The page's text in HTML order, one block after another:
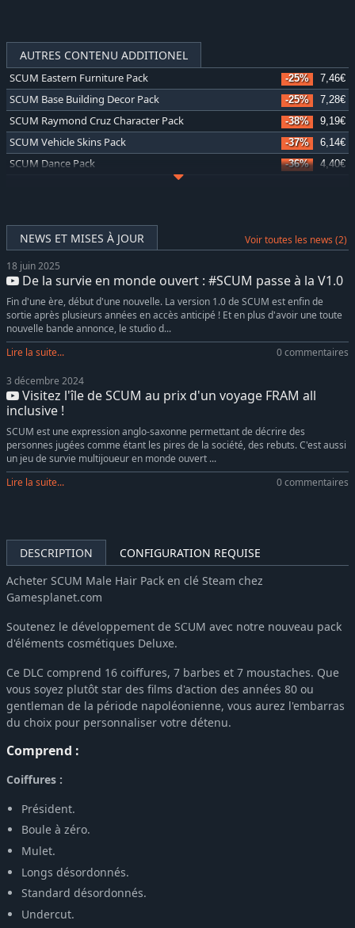
AUTRES CONTENU ADDITIONEL
SCUM Eastern Furniture Pack -25% 7,46€
SCUM Base Building Decor Pack -25% 7,28€
SCUM Raymond Cruz Character Pack -38% 9,19€
SCUM Vehicle Skins Pack -37% 6,14€
SCUM Dance Pack -36% 4,40€
SCUM Luis Moncada Character Pack
SCUM Female Hair Pack -35% 3,22€
SCUM Supporter Pack
SCUM Supporter Pack 2 -37% 6,14€
NEWS ET MISES À JOUR Voir toutes les news (2)
18 juin 2025
De la survie en monde ouvert : #SCUM passe à la V1.0
Fin d'une ère, début d'une nouvelle. La version 1.0 de SCUM est enfin de
sortie après plusieurs années en accès anticipé ! Et en plus d'avoir une toute
nouvelle bande annonce, le studio d...
Lire la suite...
0 commentaires
3 décembre 2024
Visitez l'île de SCUM au prix d'un voyage FRAM all
inclusive !
SCUM est une expression anglo-saxonne permettant de décrire des
personnes jugées comme étant les pires de la société, des rebuts. C'est aussi
un jeu de survie multijoueur en monde ouvert ...
Lire la suite...
0 commentaires
DESCRIPTION
CONFIGURATION REQUISE
Acheter SCUM Male Hair Pack en clé Steam chez
Gamesplanet.com
Soutenez le développement de SCUM avec notre nouveau pack
d'éléments cosmétiques Deluxe.
Ce DLC comprend 16 coiffures, 7 barbes et 7 moustaches. Que
vous soyez plutôt star des films d'action des années 80 ou
gentleman de la période napoléonienne, vous aurez l'embarras
du choix pour personnaliser votre détenu.
Comprend :
Coiffures :
Président.
Boule à zéro.
Mulet.
Longs désordonnés.
Standard désordonnés.
Undercut.